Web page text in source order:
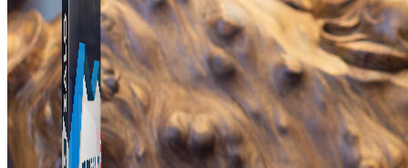
Hỗ trợ kết bạn, gửi tin nhắn chăm sóc khách hàng trên
Zalo.